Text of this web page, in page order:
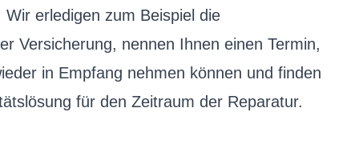
erledigen zum Beispiel die
Versicherung, nennen Ihnen einen Termin,
in Empfang nehmen können und finden
für den Zeitraum der Reparatur.